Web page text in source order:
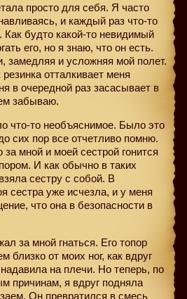
просто для себя. Я часто
и каждый раз что-то
Как будто какой-то невидимый
его, но я знаю, что он есть.
замедляя и усложняя мой полет.
отталкивает меня
в очередной раз засасывает в
забываю.
что-то необъяснимое. Было это
сих пор все отчетливо помню.
за мной и моей сестрой гонится
И как обычно в таких
сестру с собой. В
сестра уже исчезла, и у меня
что она в безопасности в
за мной гнаться. Его топор
близко от моих ног, как вдруг
на плечи. Но теперь, по
причинам, я вдруг подняла
Он превратился в смесь